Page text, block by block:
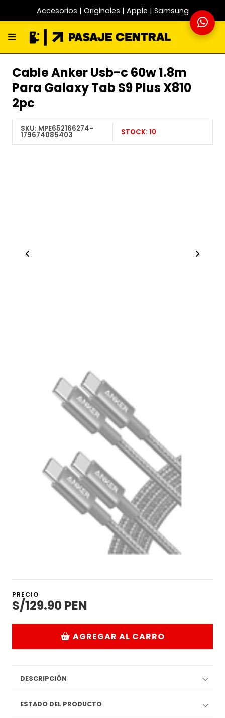
Accesorios | Originales | Apple | Samsung
Cable Anker Usb-c 60w 1.8m
Para Galaxy Tab S9 Plus X810
2pc
SKU: MPE652166274-
179674085403 STOCK: 10
PRECIO
S/129.90 PEN
AGREGAR AL CARRO
DESCRIPCIÓN
ESTADO DEL PRODUCTO